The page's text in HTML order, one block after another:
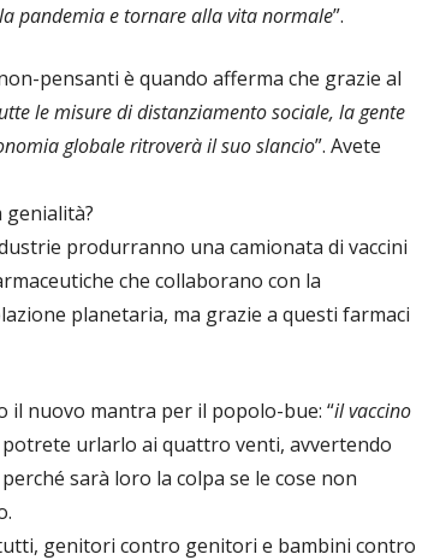
pandemia e tornare alla vita normale”.
pensanti è quando afferma che grazie al
le misure di distanziamento sociale, la gente
globale ritroverà il suo slancio”. Avete
genialità?
produrranno una camionata di vaccini
che collaborano con la
planetaria, ma grazie a questi farmaci
il nuovo mantra per il popolo-bue: “il vaccino
potrete urlarlo ai quattro venti, avvertendo
sarà loro la colpa se le cose non
genitori contro genitori e bambini contro